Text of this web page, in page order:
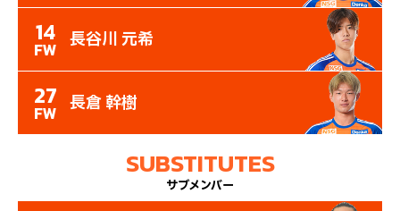
14
FW 長谷川 元希
27
FW 長倉 幹樹
SUBSTITUTES
サブメンバー